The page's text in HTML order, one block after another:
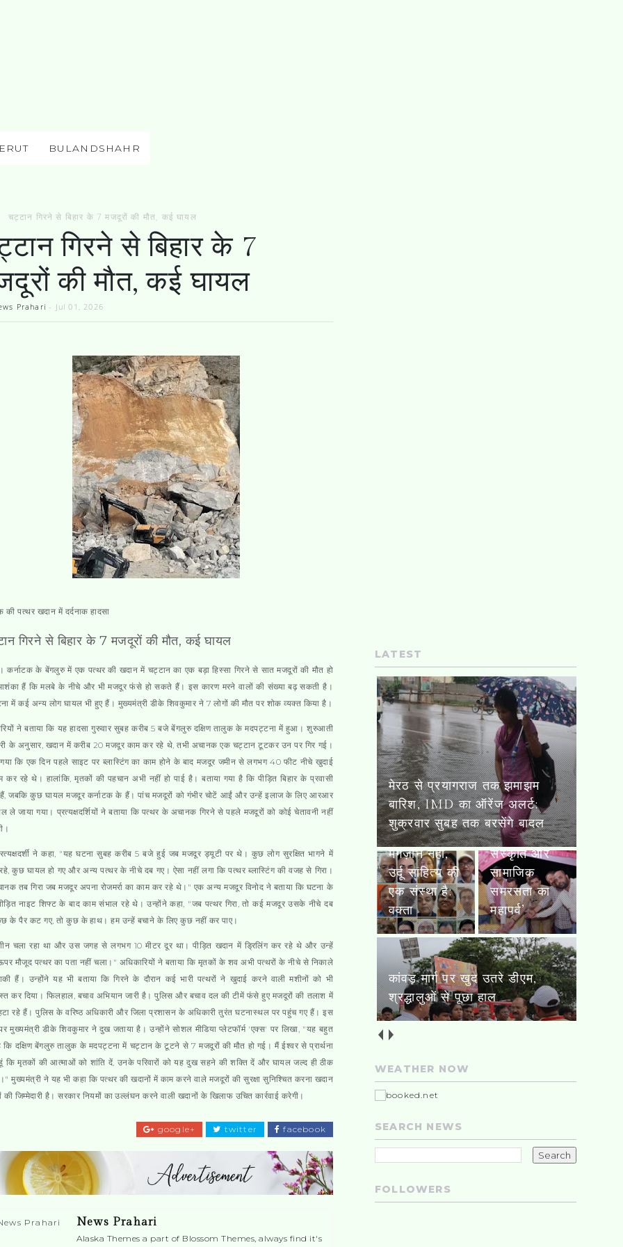
BULANDSHAHR
चट्टान गिरने से बिहार के 7 मजदूरों की मौत, कई घायल
गिरने से बिहार के 7
की मौत, कई घायल
Prahari - Jul 01, 2026
की पत्थर खदान में दर्दनाक हादसा
गिरने से बिहार के 7 मजदूरों की मौत, कई घायल
कर्नाटक के बेंगलुरु में एक पत्थर की खदान में चट्टान का एक बड़ा हिस्सा गिरने से सात मजदूरों की मौत हो
हैं कि मलबे के नीचे और भी मजदूर फंसे हो सकते हैं। इस कारण मरने वालों की संख्या बढ़ सकती है।
में कई अन्य लोग घायल भी हुए हैं। मुख्यमंत्री डीके शिवकुमार ने 7 लोगों की मौत पर शोक व्यक्त किया है।
ने बताया कि यह हादसा गुरुवार सुबह करीब 5 बजे बेंगलुरु दक्षिण तालुक के मदपट्टना में हुआ। शुरुआती
के अनुसार, खदान में करीब 20 मजदूर काम कर रहे थे, तभी अचानक एक चट्टान टूटकर उन पर गिर गई।
गया कि एक दिन पहले साइट पर ब्लास्टिंग का काम होने के बाद मजदूर जमीन से लगभग 40 फीट नीचे खुदाई
कर रहे थे। हालांकि, मृतकों की पहचान अभी नहीं हो पाई है। बताया गया है कि पीड़ित बिहार के प्रवासी
जबकि कुछ घायल मजदूर कर्नाटक के हैं। पांच मजदूरों को गंभीर चोटें आईं और उन्हें इलाज के लिए आरआर
ले जाया गया। प्रत्यक्षदर्शियों ने बताया कि पत्थर के अचानक गिरने से पहले मजदूरों को कोई चेतावनी नहीं
ने कहा, "यह घटना सुबह करीब 5 बजे हुई जब मजदूर ड्यूटी पर थे। कुछ लोग सुरक्षित भागने में
कुछ घायल हो गए और अन्य पत्थर के नीचे दब गए। ऐसा नहीं लगा कि पत्थर ब्लास्टिंग की वजह से गिरा।
तब गिरा जब मजदूर अपना रोजमर्रा का काम कर रहे थे।" एक अन्य मजदूर विनोद ने बताया कि घटना के
नाइट शिफ्ट के बाद काम संभाल रहे थे। उन्होंने कहा, "जब पत्थर गिरा, तो कई मजदूर उसके नीचे दब
के पैर कट गए, तो कुछ के हाथ। हम उन्हें बचाने के लिए कुछ नहीं कर पाए।
चला रहा था और उस जगह से लगभग 10 मीटर दूर था। पीड़ित खदान में ड्रिलिंग कर रहे थे और उन्हें
मौजूद पत्थर का पता नहीं चला।" अधिकारियों ने बताया कि मृतकों के शव अभी पत्थरों के नीचे से निकाले
हैं। उन्होंने यह भी बताया कि गिरने के दौरान कई भारी पत्थरों ने खुदाई करने वाली मशीनों को भी
कर दिया। फिलहाल, बचाव अभियान जारी है। पुलिस और बचाव दल की टीमें फंसे हुए मजदूरों की तलाश में
रहे हैं। पुलिस के वरिष्ठ अधिकारी और जिला प्रशासन के अधिकारी तुरंत घटनास्थल पर पहुंच गए हैं। इस
मुख्यमंत्री डीके शिवकुमार ने दुख जताया है। उन्होंने सोशल मीडिया प्लेटफॉर्म 'एक्स' पर लिखा, "यह बहुत
दक्षिण बेंगलुरु तालुक के मदपट्टना में चट्टान के टूटने से 7 मजदूरों की मौत हो गई। मैं ईश्वर से प्रार्थना
कि मृतकों की आत्माओं को शांति दें, उनके परिवारों को यह दुख सहने की शक्ति दें और घायल जल्द ही ठीक
मुख्यमंत्री ने यह भी कहा कि पत्थर की खदानों में काम करने वाले मजदूरों की सुरक्षा सुनिश्चित करना खदान
की जिम्मेदारी है। सरकार नियमों का उल्लंघन करने वाली खदानों के खिलाफ उचित कार्रवाई करेगी।
facebook
twitter
google+
News Prahari
Alaska Themes a part of Blossom Themes, always find it's
LATEST
मेरठ से प्रयागराज तक झमाझम
बारिश, IMD का ऑरेंज अलर्ट;
शुक्रवार सुबह तक बरसेंगे बादल
आजकल’ सिर्फ
मैगज़ीन नहीं,
उर्दू साहित्य की
एक संस्था है:
वक्ता
कांवड़ सेवा
शिविरों में पहुंचे
विनीत
अग्रवाल
शारदा, बोले-
‘कांवड़ यात्रा
सनातन
संस्कृति और
सामाजिक
समरसता का
महापर्व’
कांवड़ मार्ग पर खुद उतरे डीएम,
श्रद्धालुओं से पूछा हाल
WEATHER NOW
SEARCH NEWS
FOLLOWERS